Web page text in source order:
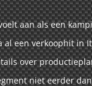
aan als een
al een verkoophit in
over
niet eerder